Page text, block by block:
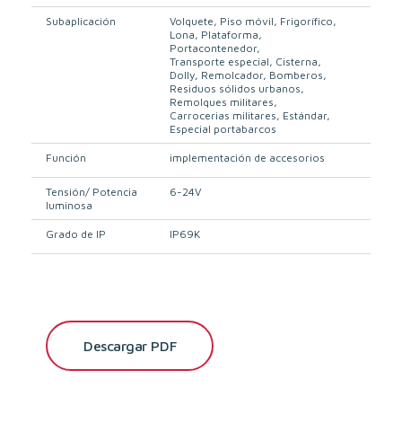
Subaplicación Volquete Piso móvil Frigorífico
Lona Plataforma
Portacontenedor
Transporte especial Cisterna
Dolly Remolcador Bomberos
Residuos sólidos urbanos
Remolques militares
Carrocerias militares Estándar
Especial portabarcos
Función implementación de accesorios
Tensión/ Potencia
luminosa
6-24V
Grado de IP IP69K
Descargar PDF